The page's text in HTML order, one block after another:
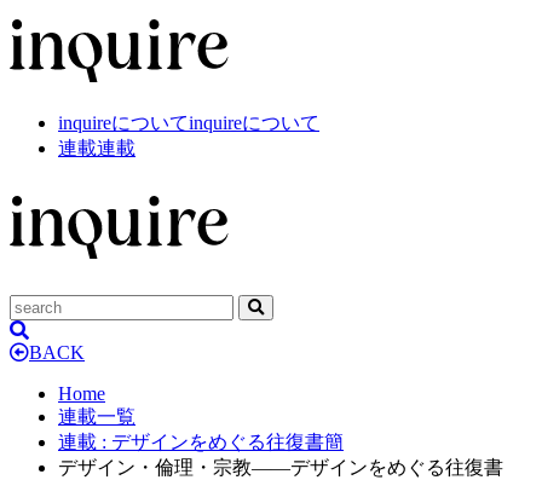
inquireについてinquireについて
連載連載
BACK
Home
連載一覧
連載 : デザインをめぐる往復書簡
デザイン・倫理・宗教——デザインをめぐる往復書